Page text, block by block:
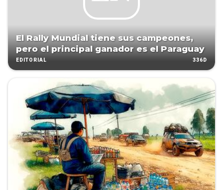
El Rally Mundial tiene sus campeones,
pero el principal ganador es el Paraguay
EDITORIAL 336D